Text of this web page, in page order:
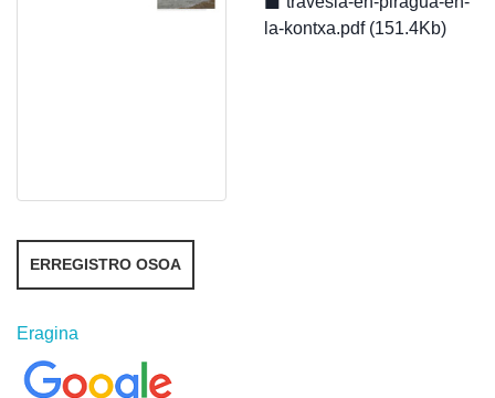
la-kontxa.pdf (151.4Kb)
ERREGISTRO OSOA
Eragina